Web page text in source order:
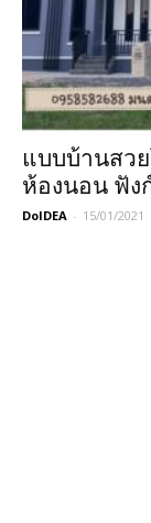
แบบบ้านสว
ห้องนอน ฟัง
DoIDEA - 15/01/2021